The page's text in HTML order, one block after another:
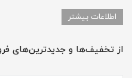
اطلاعات بیشتر
از تخفیف‌ها و جدیدترین‌های